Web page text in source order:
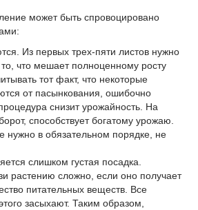
может быть спровоцировано
Из первых трех-пяти листов нужно
то, что мешает полноценному росту
тот факт, что некоторые
от пасынкования, ошибочно
снизит урожайность. На
способствует богатому урожаю.
нужно в обязательном порядке, не
слишком густая посадка.
растению сложно, если оно получает
питательных веществ. Все
засыхают. Таким образом,